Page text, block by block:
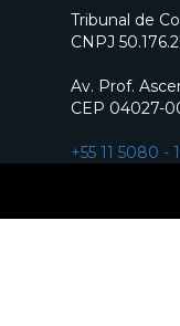
Tribunal de
CNPJ
Av. Prof.
CEP 04027-
+55 11 5080 -